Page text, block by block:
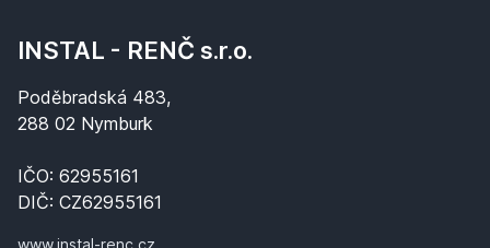
INSTAL - RENČ s.r.o.
Poděbradská 483,
288 02 Nymburk
IČO: 62955161
DIČ: CZ62955161
www.instal-renc.cz